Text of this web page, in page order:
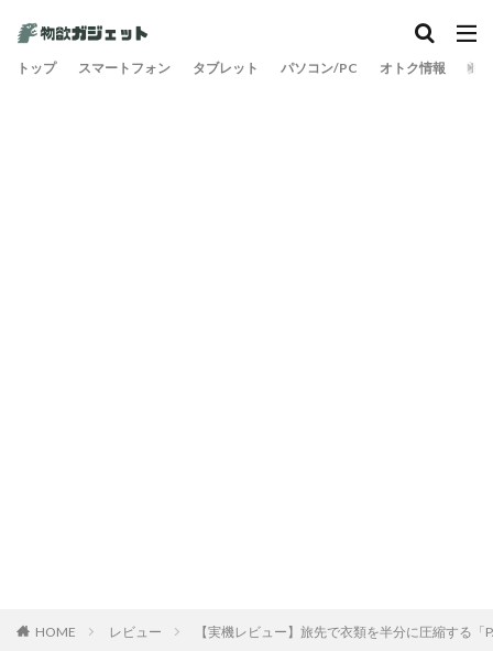
トップ スマートフォン タブレット パソコン/PC オトク情報 旅
HOME レビュー 【実機レビュー】旅先で衣類を半分に圧縮する